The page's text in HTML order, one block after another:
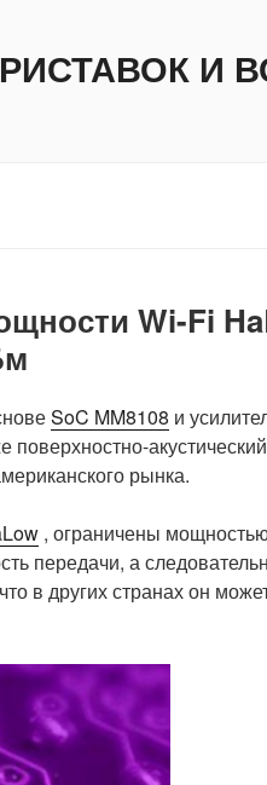
Wi-Fi
SoC MM8108 и
акустический
рынка.
, ограничены
передачи, а
в других странах он